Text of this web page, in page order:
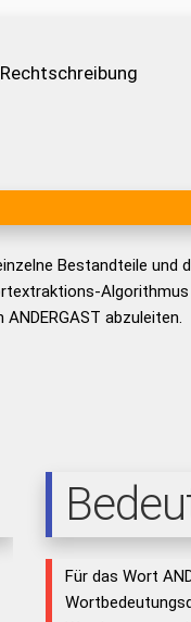
Rechtschreibung
Bestandteile
abzuleiten.
Für das Wort